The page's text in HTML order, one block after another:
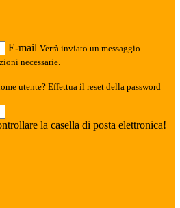
E-mail Verrà inviato un messaggio
necessarie.
utente? Effettua il reset della password
la casella di posta elettronica!